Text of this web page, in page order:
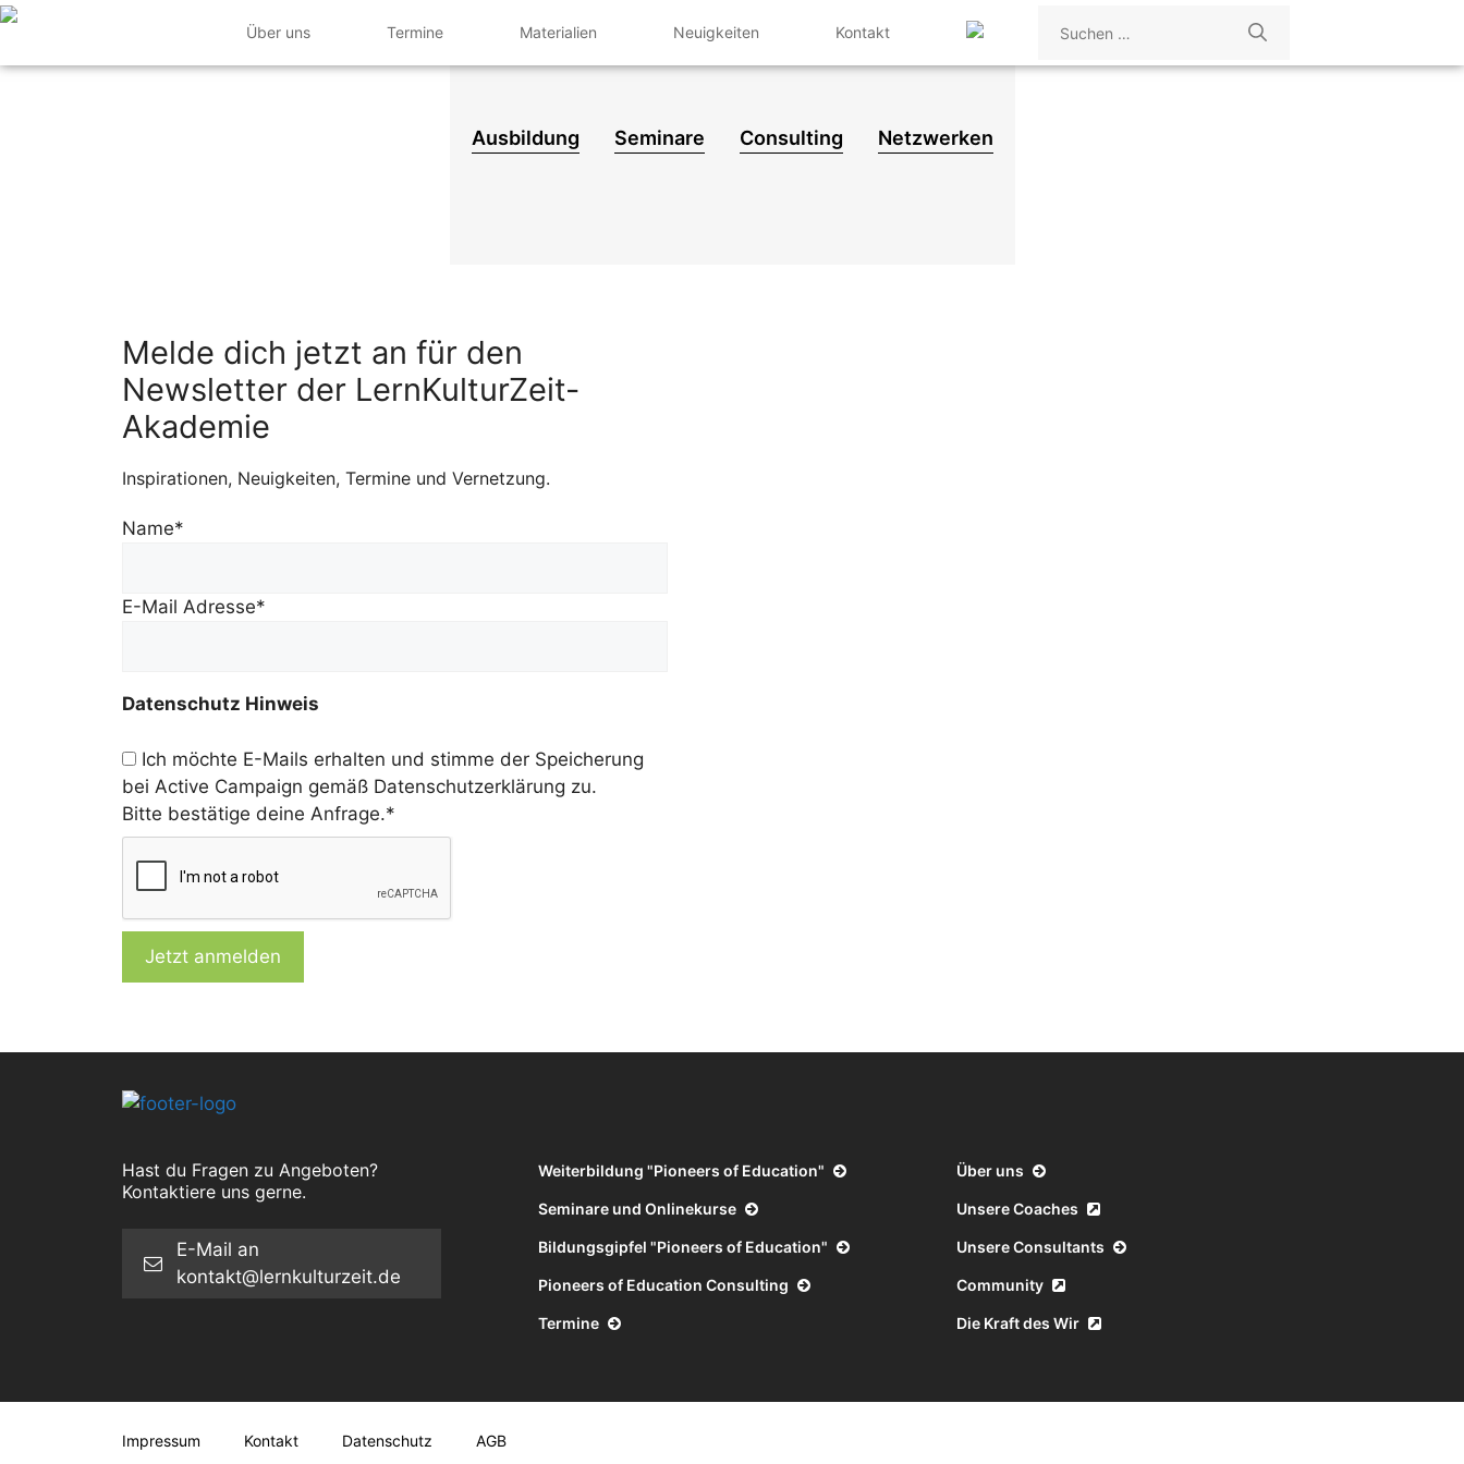
Zum
springen
Über uns Termine Materialien Neuigkeiten Kontakt
Suchen
Ausbildung Seminare Consulting Netzwerken
Melde dich jetzt an für den
Newsletter der LernKulturZeit-
Akademie
Inspirationen, Neuigkeiten, Termine und Vernetzung.
Name*
E-Mail Adresse*
Datenschutz Hinweis
Ich möchte E-Mails erhalten und stimme der Speicherung
bei Active Campaign gemäß Datenschutzerklärung zu.
Bitte bestätige deine Anfrage.*
Jetzt anmelden
Hast du Fragen zu Angeboten?
Kontaktiere uns gerne.
E-Mail an
kontakt@lernkulturzeit.de
Weiterbildung "Pioneers of Education" Über uns
Seminare und Onlinekurse Unsere Coaches
Bildungsgipfel "Pioneers of Education" Unsere Consultants
Pioneers of Education Consulting Community
Termine Die Kraft des Wir
Impressum Kontakt Datenschutz AGB